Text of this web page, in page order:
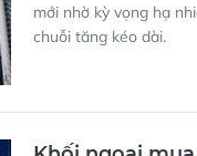
mới nhờ kỳ vọng hạ
chuỗi tăng kéo dài.